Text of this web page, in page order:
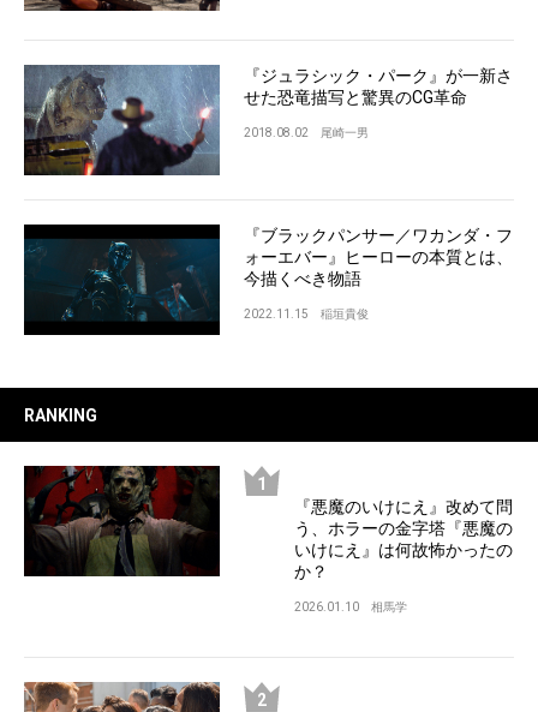
『ジュラシック・パーク』が一新さ
せた恐竜描写と驚異のCG革命
2018.08.02 尾崎一男
『ブラックパンサー／ワカンダ・フ
ォーエバー』ヒーローの本質とは、
今描くべき物語
2022.11.15 稲垣貴俊
RANKING
『悪魔のいけにえ』改めて問
う、ホラーの金字塔『悪魔の
いけにえ』は何故怖かったの
か？
2026.01.10 相馬学